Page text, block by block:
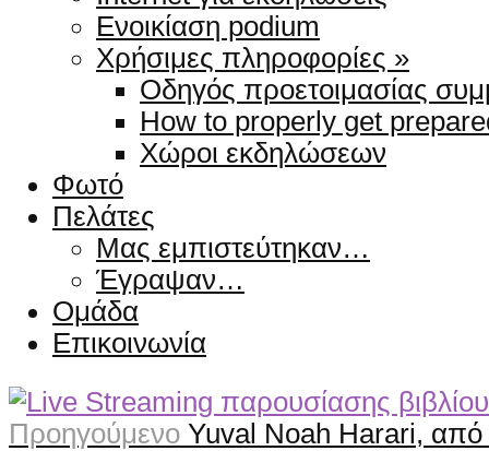
Ενοικίαση podium
Χρήσιμες πληροφορίες »
Οδηγός προετοιμασίας
How to properly get
Χώροι εκδηλώσεων
Φωτό
Πελάτες
Μας εμπιστεύτηκαν…
Έγραψαν…
Ομάδα
Επικοινωνία
Προηγούμενο Yuval Noah Harari, από